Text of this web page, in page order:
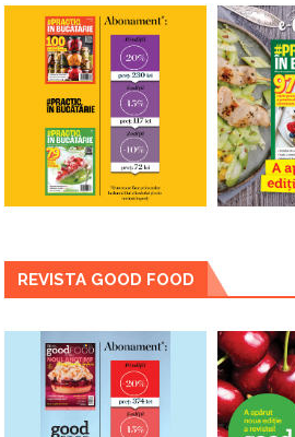
REVISTA GOOD FOOD